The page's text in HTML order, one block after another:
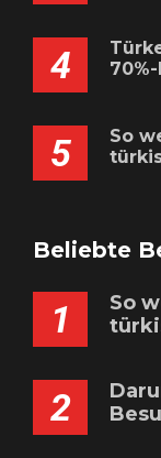
4
5
So
Beliebte
1
So
2